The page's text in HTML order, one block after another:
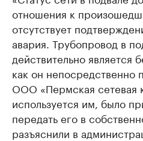
отношения к
отсутствует
авария. Трубопровод в
действительно является
как он непосредственно
ООО «Пермская сетевая
используется им, было
передать его в
разъяснили в